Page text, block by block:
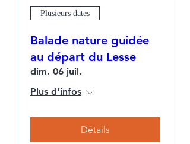
Plusieurs dates
Balade nature guidée
au départ du Lesse
dim. 06 juil.
Plus d'infos
Détails